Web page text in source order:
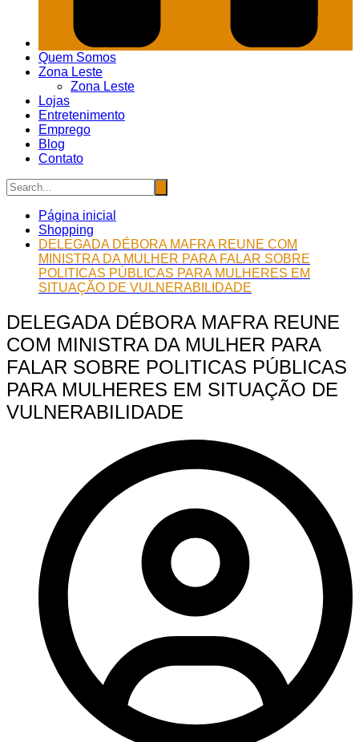
Quem Somos
Zona Leste
Zona Leste
Lojas
Entretenimento
Emprego
Blog
Contato
Página inicial
Shopping
DELEGADA DÉBORA MAFRA REUNE COM
MINISTRA DA MULHER PARA FALAR SOBRE
POLITICAS PÚBLICAS PARA MULHERES EM
SITUAÇÃO DE VULNERABILIDADE
DELEGADA DÉBORA MAFRA REUNE
COM MINISTRA DA MULHER PARA
FALAR SOBRE POLITICAS PÚBLICAS
PARA MULHERES EM SITUAÇÃO DE
VULNERABILIDADE